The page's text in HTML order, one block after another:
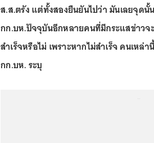
ส.ส.ตรัง แต่ทั้งสองยืนยันไปว่า มันเลยจุดนั้
กก.บห.ปัจจุบันอีกหลายคนที่มีกระแสข่าวจ
สำเร็จหรือไม่ เพราะหากไม่สำเร็จ คนเห
กก.บห. ระบุ